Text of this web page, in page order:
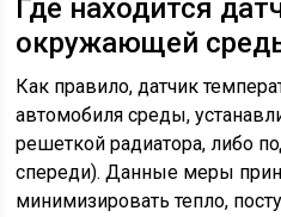
Где находится
окружающей
Как правило, датчик
автомобиля среды,
решеткой радиатора, либо
спереди). Данные меры
минимизировать тепло,